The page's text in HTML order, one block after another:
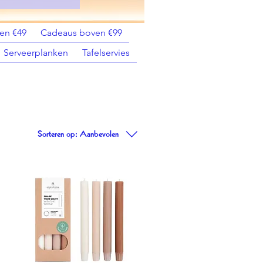
€49
Cadeaus boven €99
Serveerplanken
Tafelservies
Sorteren op:Aanbevolen